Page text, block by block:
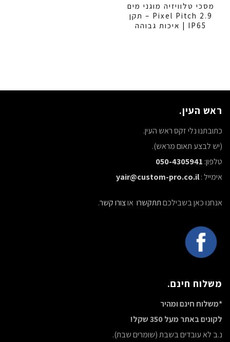
מסכי טלוויזיה מוגני מים
2.9 Pixel Pitch – תקן
IP65 | איכות גבוהה
ראש העין.
כתובתנו נלי זקס ראש העין.
(יש לבצע תאום מראש).
טלפון: 050-4305941
אימייל :yair@custom-pro.co.il
אנחנו כאן בשבילכםתתקשרו אוצורו קשר.
משלוח חינם.
*משלוח חינם ומהיר
לקונים באתר מעל 350 שקל!
נ.ב לא עובדים בשבת (שומרים שבת).